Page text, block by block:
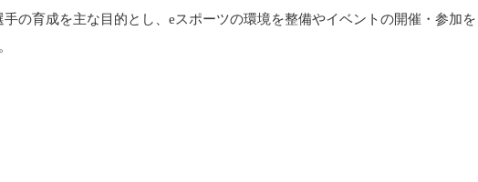
の育成を主な目的とし、eスポーツの環境を整備やイベントの開催・参加を